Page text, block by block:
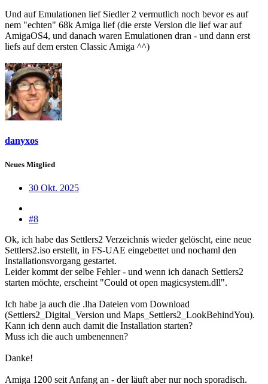
Und auf Emulationen lief Siedler 2 vermutlich noch bevor es auf
nem "echten" 68k Amiga lief (die erste Version die lief war auf
AmigaOS4, und danach waren Emulationen dran - und dann erst
liefs auf dem ersten Classic Amiga ^^)
danyxos
Neues Mitglied
30 Okt. 2025
#8
Ok, ich habe das Settlers2 Verzeichnis wieder gelöscht, eine neue
Settlers2.iso erstellt, in FS-UAE eingebettet und nochaml den
Installationsvorgang gestartet.
Leider kommt der selbe Fehler - und wenn ich danach Settlers2
starten möchte, erscheint "Could ot open magicsystem.dll".
Ich habe ja auch die .lha Dateien vom Download
(Settlers2_Digital_Version und Maps_Settlers2_LookBehindYou).
Kann ich denn auch damit die Installation starten?
Muss ich die auch umbenennen?
Danke!
Amiga 1200 seit Anfang an - der läuft aber nur noch sporadisch.